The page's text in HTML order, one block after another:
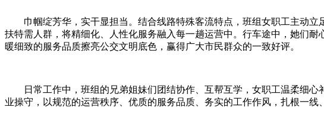
巾帼绽芳华，实干显担当。结合线路特殊客流特点，班组女职工主动立
扶特需人群，将精细化、人性化服务融入每一趟运营中。行车途中，她们
暖细致的服务品质擦亮公交文明底色，赢得广大市民群众的一致好评。
日常工作中，班组的兄弟姐妹们团结协作、互帮互学，女职工温柔细心
业操守，以规范的运营秩序、优质的服务品质、务实的工作作风，扎根一线